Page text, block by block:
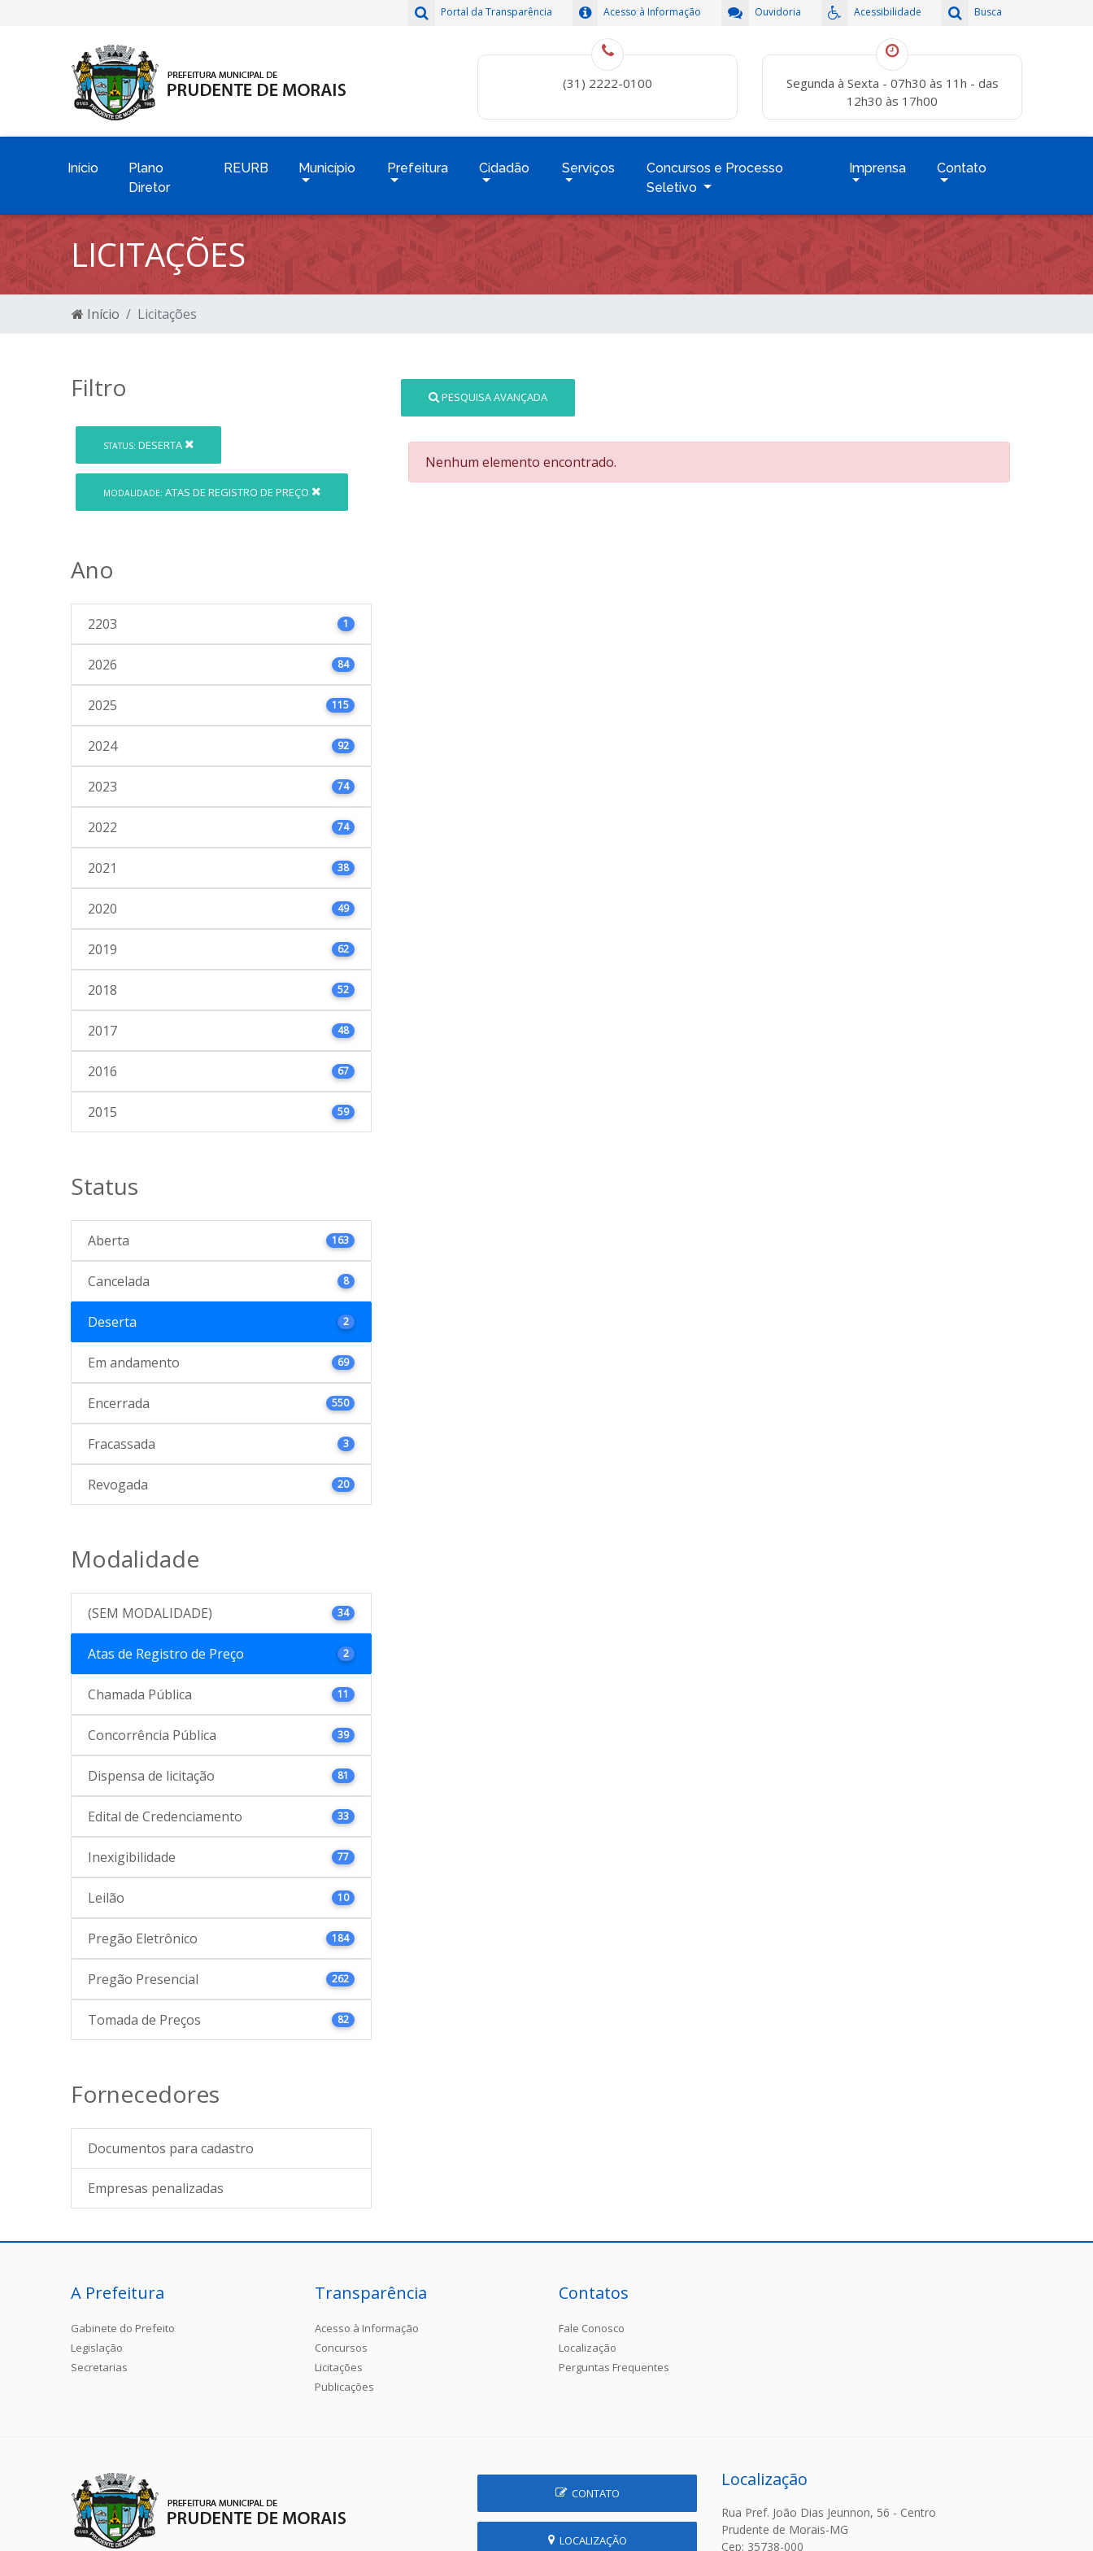
Busca
Acessibilidade
Ouvidoria
Acesso à Informação
Portal da Transparência
(31) 2222-0100
Segunda à Sexta - 07h30 às 11h - das
12h30 às 17h00
Início
Plano
Diretor
REURB Município Prefeitura Cidadão Serviços
Concursos e Processo
Seletivo
Imprensa Contato
LICITAÇÕES
Início Licitações
Filtro
STATUS: DESERTA
MODALIDADE: ATAS DE REGISTRO DE PREÇO
Ano
2203 1
2026 84
2025 115
2024 92
2023 74
2022 74
2021 38
2020 49
2019 62
2018 52
2017 48
2016 67
2015 59
Status
Aberta 163
Cancelada 8
Deserta 2
Em andamento 69
Encerrada 550
Fracassada 3
Revogada 20
Modalidade
(SEM MODALIDADE) 34
Atas de Registro de Preço 2
Chamada Pública 11
Concorrência Pública 39
Dispensa de licitação 81
Edital de Credenciamento 33
Inexigibilidade 77
Leilão 10
Pregão Eletrônico 184
Pregão Presencial 262
Tomada de Preços 82
Fornecedores
Documentos para cadastro
Empresas penalizadas
PESQUISA AVANÇADA
Nenhum elemento encontrado.
A Prefeitura
Gabinete do Prefeito
Legislação
Secretarias
Transparência
Acesso à Informação
Concursos
Licitações
Publicações
Contatos
Fale Conosco
Localização
Perguntas Frequentes
CONTATO
LOCALIZAÇÃO
Localização
Rua Pref. João Dias Jeunnon, 56 - Centro
Prudente de Morais-MG
Cep: 35738-000